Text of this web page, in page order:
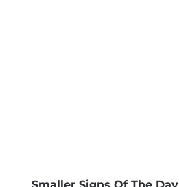
Smaller Signs Of The Day